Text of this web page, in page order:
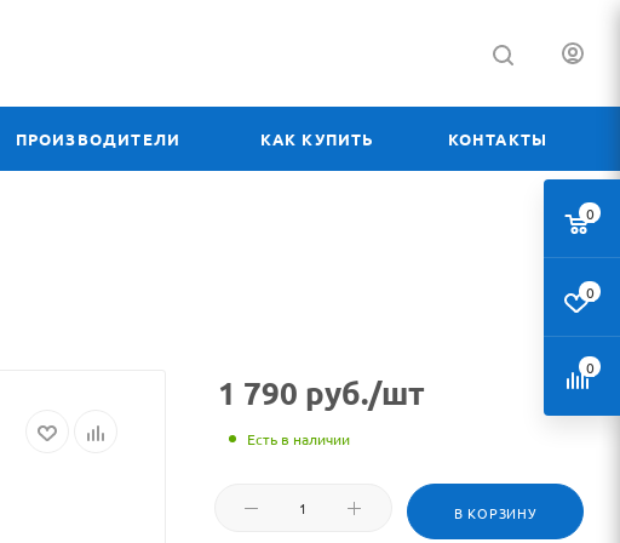
ПРОИЗВОДИТЕЛИ КАК КУПИТЬ КОНТАКТЫ
1 790 руб./шт
Есть в наличии
В КОРЗИНУ
0
0
0